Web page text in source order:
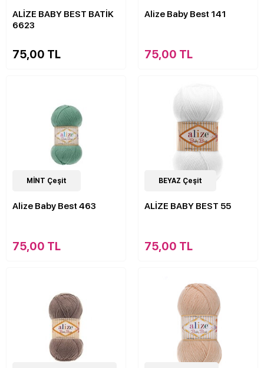
ALİZE BABY BEST BATİK
6623
75,00 TL
Alize Baby Best 141
75,00 TL
63 Çeşit
MİNT Çeşit
Alize Baby Best 463
75,00 TL
63Çeşit
BEYAZ Çeşit
ALİZE BABY BEST 55
75,00 TL